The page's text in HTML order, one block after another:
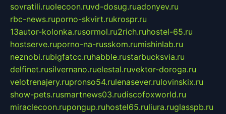
sovratili.ruolecoon.ruvd-dosug.ruadonyev.ru
rbc-news.ruporno-skvirt.rukrospr.ru
13autor-kolonka.rusormol.ru2rich.ruhostel-65.ru
hostserve.ruporno-na-russkom.rumishinlab.ru
neznobi.rubigfatcc.ruhabble.rustarbucksvia.ru
delfinet.rusilvernano.ruelestal.ruvektor-doroga.ru
velotrenajery.rupronso54.rulenasever.rulovinskix.ru
show-pets.rusmartnews03.rudiscofoxworld.ru
miraclecoon.rupongup.ruhostel65.ruliura.ruglasspb.ru